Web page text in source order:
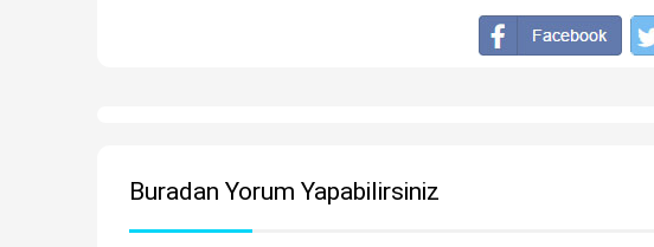
Buradan Yorum Yapabilirsiniz